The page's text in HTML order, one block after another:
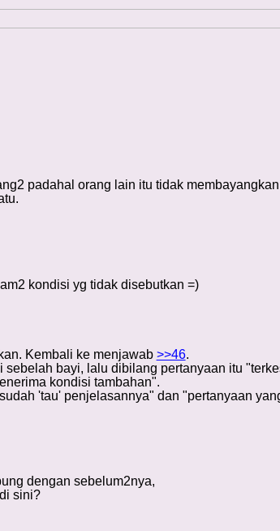
padahal orang lain itu tidak
kondisi yg tidak disebutkan =)
Kembali ke menjawab >>46.
bayi, lalu dibilang pertanyaan itu
kondisi tambahan".
'tau' penjelasannya" dan "pertanyaan
dengan sebelum2nya,
sini?